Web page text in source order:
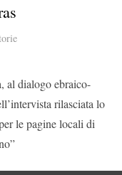
al dialogo ebraico-
rilasciata lo
le pagine locali di